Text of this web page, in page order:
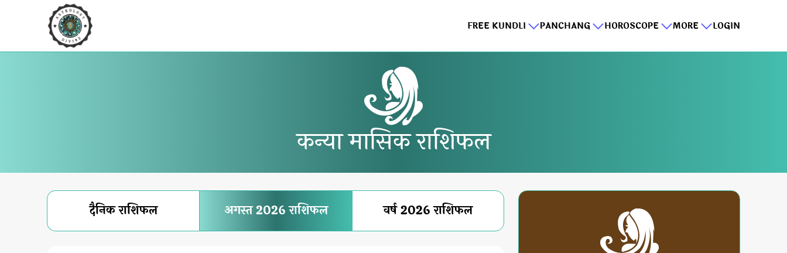
FREE KUNDLI PANCHANG HOROSCOPE MORE LOGIN
कन्या मासिक राशिफल
दैनिक राशिफल अगस्त 2026 राशिफल वर्ष 2026 राशिफल